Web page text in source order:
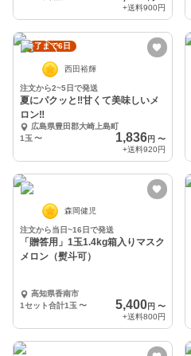
+送料900円
終了まで6日
西田裕輝
注文から2~5日で発送
夏にパクッと‼︎甘くて美味しいメ
ロン‼︎
広島県豊田郡大崎上島町
1玉 〜 1,836円 〜
+送料920円
森岡健児
注文から当日~16日で発送
「贈答用」1玉1.4kg箱入りマスク
メロン（熨斗可）
高知県香南市
1セット合計1玉 〜 5,400円 〜
+送料800円